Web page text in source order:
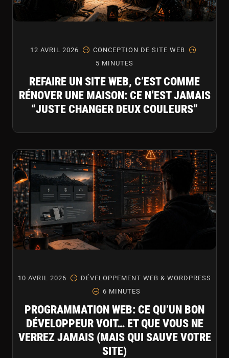
12 AVRIL 2026
CONCEPTION DE SITE WEB
5 MINUTES
REFAIRE UN SITE WEB, C’EST COMME
RÉNOVER UNE MAISON: CE N’EST JAMAIS
“JUSTE CHANGER DEUX COULEURS”
10 AVRIL 2026
DÉVELOPPEMENT WEB & WORDPRESS
6 MINUTES
PROGRAMMATION WEB: CE QU’UN BON
DÉVELOPPEUR VOIT… ET QUE VOUS NE
VERREZ JAMAIS (MAIS QUI SAUVE VOTRE
SITE)